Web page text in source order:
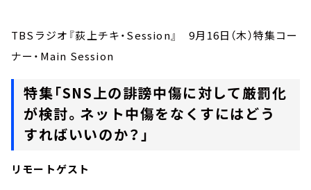
会社情報
TBSラジオ『荻上チキ・Session』 9月16日（木）特集コー
ナー・Main Session
特集「SNS上の誹謗中傷に対して厳罰化
が検討。ネット中傷をなくすにはどう
すればいいのか？」
リモートゲスト